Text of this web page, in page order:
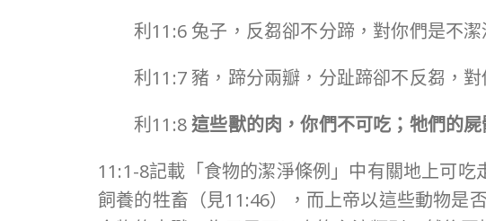
利11:6 兔子，反芻卻不分蹄，對你們是不潔
利11:7 豬，蹄分兩瓣，分趾蹄卻不反芻，對
利11:8這些獸的肉，你們不可吃；牠們的
飼養的牲畜（見11:46），而上帝以這些動物是